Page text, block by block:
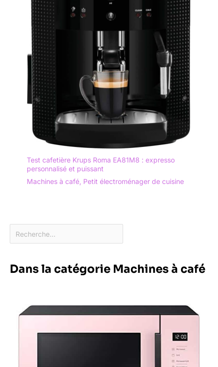
Test cafetière Krups Roma EA81M8 : expresso
personnalisé et puissant
Machines à café Petit électroménager de cuisine
Dans la catégorie Machines à café